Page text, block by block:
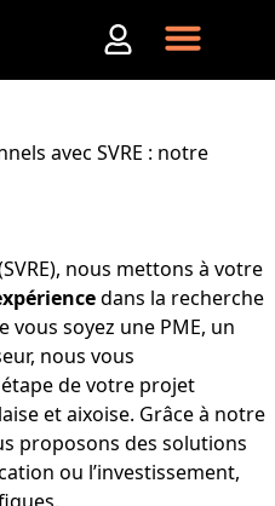
avec SVRE : notre
nous mettons à votre
dans la recherche
vous soyez une PME, un
nous vous
de votre projet
et aixoise. Grâce à notre
proposons des solutions
ou l’investissement,